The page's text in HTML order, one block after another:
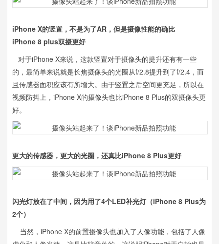
iPhone X的竖置，不是为了AR，但是摄像性能的确比
iPhone 8 plus双摄更好
对于iPhone X来说，这款竖置对于摄像头的提升还有有一些
的，最简单来说就是长焦摄像头的光圈从f/2.8提升到了f/2.4，而
且传感器面积应该有所增大。由于竖置之后空间更充足，所以在
视频防抖上，iPhone X的摄像头也比iPhone 8 Plus的双摄像头更
好。
更大的传感器，更大的光圈，还真比iPhone 8 Plus更好
闪光灯放在了中间，因为用了4个LED补光灯（iPhone 8 Plus为
2个）
当然，iPhone X的前置摄像头也加入了人像功能，包括了人像